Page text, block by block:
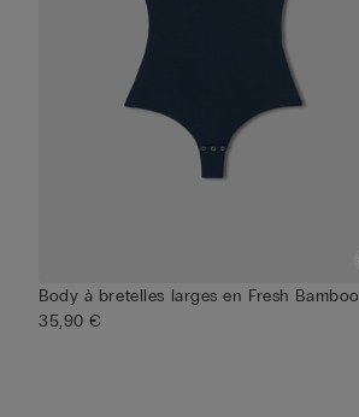
Body à bretelles larges en Fresh Bamboo
35,90 €